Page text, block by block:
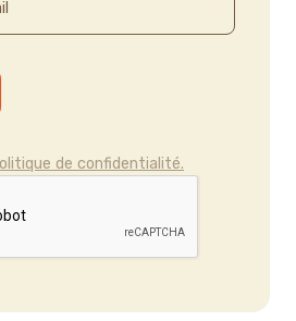
de confidentialité.